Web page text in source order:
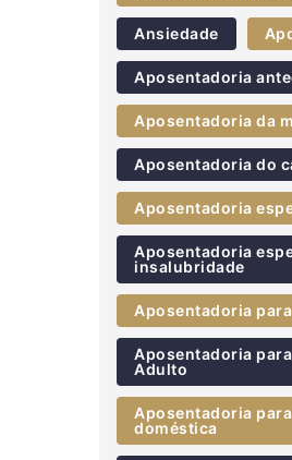
Ansiedade
Aposentadoria
Aposentadoria da
Aposentadoria do
Aposentadoria
Aposentadoria
insalubridade
Aposentadoria
Aposentadoria
Adulto
Aposentadoria
doméstica